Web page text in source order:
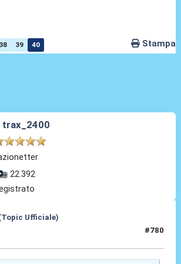
38 39 40 Stampa
trax_2400
22.392
Ufficiale)
#780